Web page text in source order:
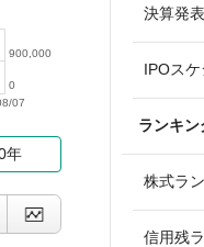
07
0
900,000
年
決算発
IPOス
ランキン
株式ラ
信用残